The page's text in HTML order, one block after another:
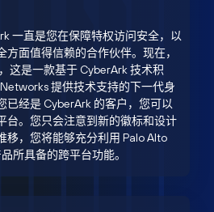
一直是您在保障特权访问安全，以
方面值得信赖的合作伙伴。现在，
这是一款基于 CyberArk 技术积
提供技术支持的下一代身
已经是 CyberArk 的客户，您可以
台。您只会注意到新的徽标和设计
移，您将能够充分利用 Palo Alto
所具备的跨平台功能。